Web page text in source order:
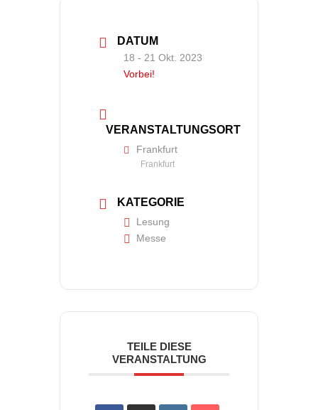
DATUM
18 - 21 Okt. 2023
Vorbei!
VERANSTALTUNGSORT
Frankfurt
Frankfurt
KATEGORIE
Lesung
Messe
TEILE DIESE
VERANSTALTUNG